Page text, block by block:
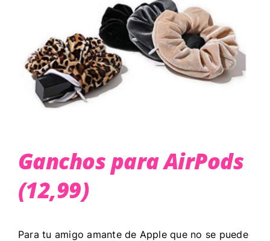
Ganchos para AirPods
(12,99)
Para tu amigo amante de Apple que no se puede